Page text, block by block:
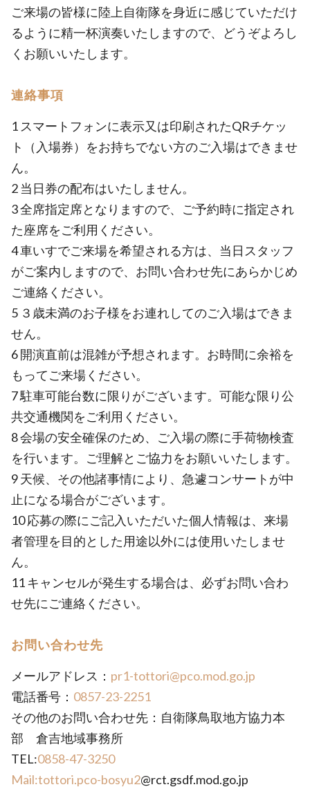
ご来場の皆様に陸上自衛隊を身近に感じていただけ
るように精一杯演奏いたしますので、どうぞよろし
くお願いいたします。
連絡事項
1 スマートフォンに表示又は印刷されたQRチケッ
ト（入場券）をお持ちでない方のご入場はできませ
ん。
2 当日券の配布はいたしません。
3 全席指定席となりますので、ご予約時に指定され
た座席をご利用ください。
4 車いすでご来場を希望される方は、当日スタッフ
がご案内しますので、お問い合わせ先にあらかじめ
ご連絡ください。
5 ３歳未満のお子様をお連れしてのご入場はできま
せん。
6 開演直前は混雑が予想されます。お時間に余裕を
もってご来場ください。
7 駐車可能台数に限りがございます。可能な限り公
共交通機関をご利用ください。
8 会場の安全確保のため、ご入場の際に手荷物検査
を行います。ご理解とご協力をお願いいたします。
9 天候、その他諸事情により、急遽コンサートが中
止になる場合がございます。
10 応募の際にご記入いただいた個人情報は、来場
者管理を目的とした用途以外には使用いたしませ
ん。
11 キャンセルが発生する場合は、必ずお問い合わ
せ先にご連絡ください。
お問い合わせ先
メールアドレス： pr1-tottori@pco.mod.go.jp
電話番号： 0857-23-2251
その他のお問い合わせ先：自衛隊鳥取地方協力本
部 倉吉地域事務所
TEL:0858-47-3250
Mail:tottori.pco-bosyu2@rct.gsdf.mod.go.jp